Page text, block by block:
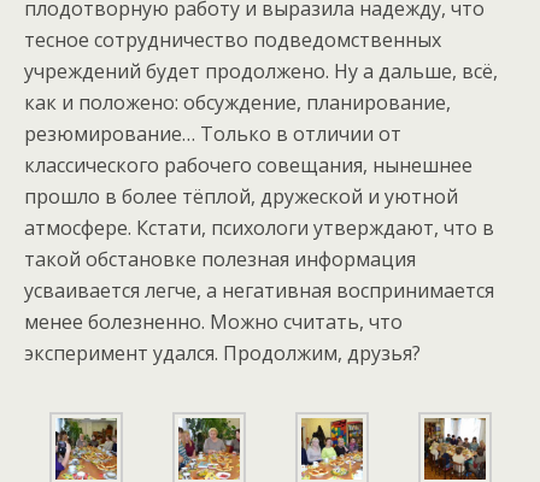
плодотворную работу и выразила надежду, что
тесное сотрудничество подведомственных
учреждений будет продолжено. Ну а дальше, всё,
как и положено: обсуждение, планирование,
резюмирование… Только в отличии от
классического рабочего совещания, нынешнее
прошло в более тёплой, дружеской и уютной
атмосфере. Кстати, психологи утверждают, что в
такой обстановке полезная информация
усваивается легче, а негативная воспринимается
менее болезненно. Можно считать, что
эксперимент удался. Продолжим, друзья?